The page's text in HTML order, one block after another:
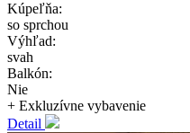
Kúpeľňa:
so sprchou
Výhľad:
svah
Balkón:
Nie
+ Exkluzívne vybavenie
Detail